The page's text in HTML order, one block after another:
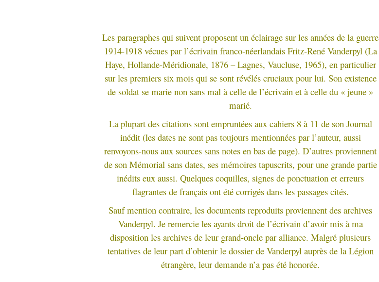
Les paragraphes qui suivent proposent un éclairage sur les années de la guerre
1914-1918 vécues par l’écrivain franco-néerlandais Fritz-René Vanderpyl (La
Haye, Hollande-Méridionale, 1876 – Lagnes, Vaucluse, 1965), en particulier
sur les premiers six mois qui se sont révélés cruciaux pour lui. Son existence
de soldat se marie non sans mal à celle de l’écrivain et à celle du « jeune »
marié.
La plupart des citations sont empruntées aux cahiers 8 à 11 de son Journal
inédit (les dates ne sont pas toujours mentionnées par l’auteur, aussi
renvoyons-nous aux sources sans notes en bas de page). D’autres proviennent
de son Mémorial sans dates, ses mémoires tapuscrits, pour une grande partie
inédits eux aussi. Quelques coquilles, signes de ponctuation et erreurs
flagrantes de français ont été corrigés dans les passages cités.
Sauf mention contraire, les documents reproduits proviennent des archives
Vanderpyl. Je remercie les ayants droit de l’écrivain d’avoir mis à ma
disposition les archives de leur grand-oncle par alliance. Malgré plusieurs
tentatives de leur part d’obtenir le dossier de Vanderpyl auprès de la Légion
étrangère, leur demande n’a pas été honorée.